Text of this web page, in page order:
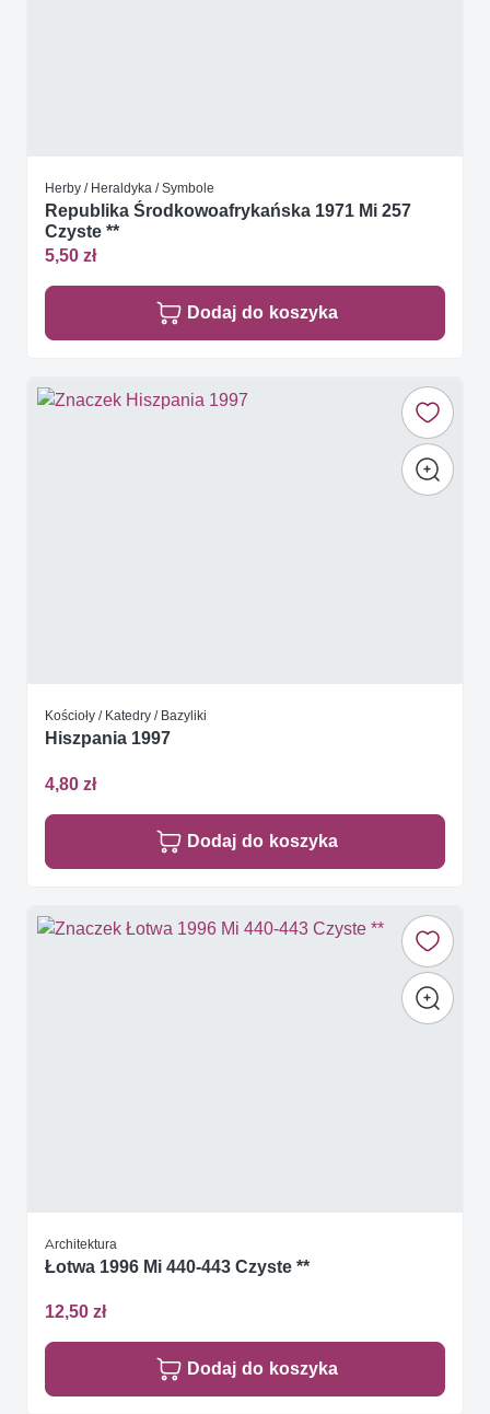
Herby / Heraldyka / Symbole
Republika Środkowoafrykańska 1971 Mi 257
Czyste **
5,50 zł
Dodaj do koszyka
Kościoły / Katedry / Bazyliki
Hiszpania 1997
4,80 zł
Dodaj do koszyka
Architektura
Łotwa 1996 Mi 440-443 Czyste **
12,50 zł
Dodaj do koszyka